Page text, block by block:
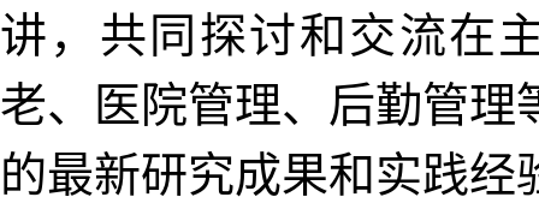
讲，共同探讨和交流在
老、医院管理、后勤管理
的最新研究成果和实践经